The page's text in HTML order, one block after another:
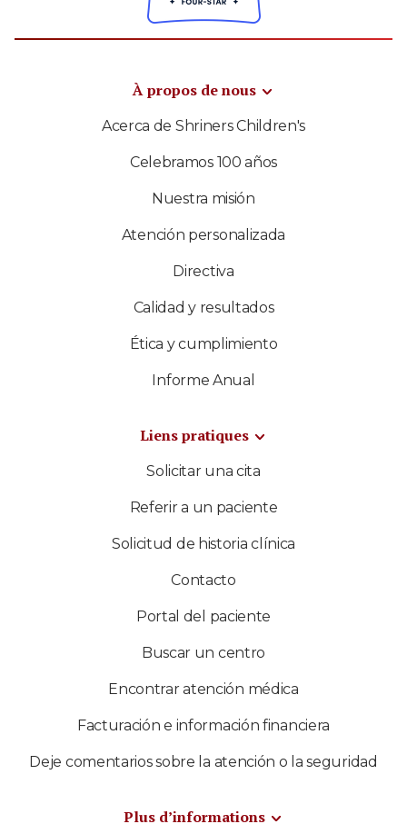
À propos de nous
Acerca de Shriners Children's
Celebramos 100 años
Nuestra misión
Atención personalizada
Directiva
Calidad y resultados
Ética y cumplimiento
Informe Anual
Liens pratiques
Solicitar una cita
Referir a un paciente
Solicitud de historia clínica
Contacto
Portal del paciente
Buscar un centro
Encontrar atención médica
Facturación e información financiera
Deje comentarios sobre la atención o la seguridad
Plus d’informations